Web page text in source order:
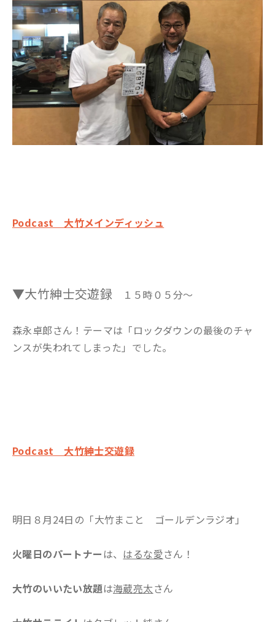
Podcast 大竹メインディッシュ
▼大竹紳士交遊録 １５時０５分～
森永卓郎さん！テーマは「ロックダウンの最後のチャ
ンスが失われてしまった」でした。
Podcast 大竹紳士交遊録
明日８月24日の「大竹まこと ゴールデンラジオ」
火曜日のパートナー は、 はるな愛さん！
大竹のいいたい放題は海蔵亮太さん